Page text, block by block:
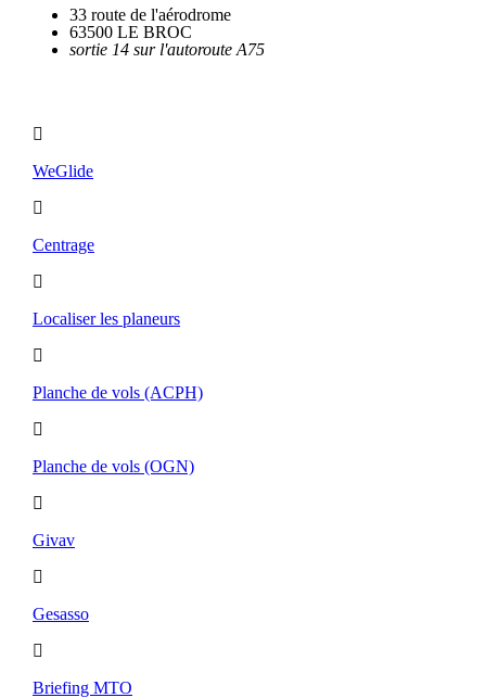
33 route de l'aérodrome
63500 LE BROC
sortie 14 sur l'autoroute A75
WeGlide
Centrage
Localiser les planeurs
Planche de vols (ACPH)
Planche de vols (OGN)
Givav
Gesasso
Briefing MTO